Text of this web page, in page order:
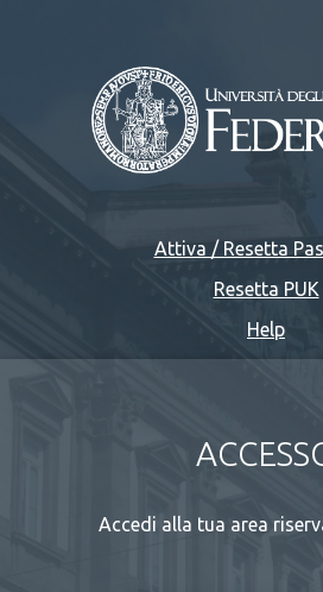
Attiva / Resetta
Resetta PUK
Help
Accedi alla tua area